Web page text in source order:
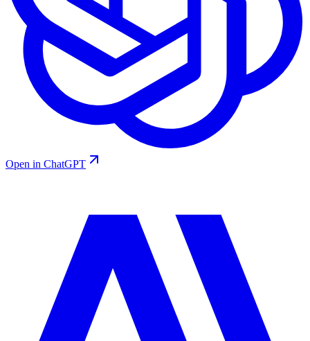
Open in ChatGPT